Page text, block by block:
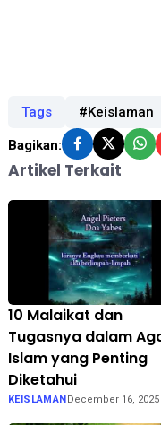
Tags #Keislaman
Bagikan:
Artikel Terkait
10 Malaikat dan
Tugasnya dalam
Islam yang Penting
Diketahui
KEISLAMANDecember 16, 2025